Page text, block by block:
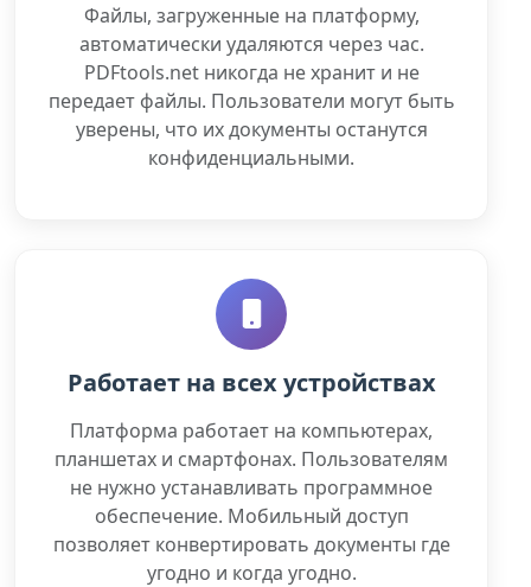
Файлы, загруженные на платформу,
автоматически удаляются через час.
PDFtools.net никогда не хранит и не
передает файлы. Пользователи могут быть
уверены, что их документы останутся
конфиденциальными.
Работает на всех устройствах
Платформа работает на компьютерах,
планшетах и ​​смартфонах. Пользователям
не нужно устанавливать программное
обеспечение. Мобильный доступ
позволяет конвертировать документы где
угодно и когда угодно.